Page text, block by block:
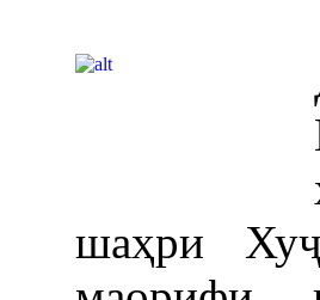
шаҳри